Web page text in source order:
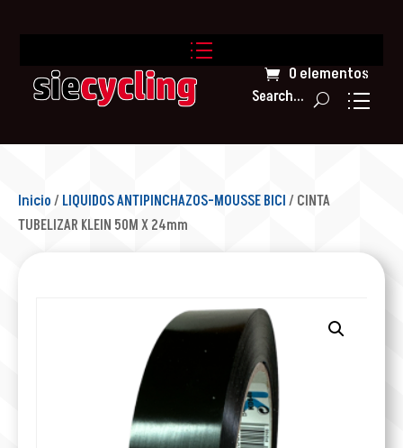
0 elementos
Search...
Inicio/ LIQUIDOS ANTIPINCHAZOS-MOUSSE BICI/ CINTA
TUBELIZAR KLEIN 50M X 24mm